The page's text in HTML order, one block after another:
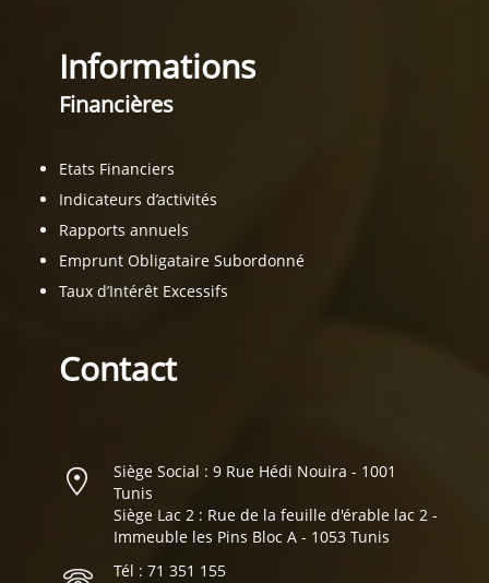
Informations
Financières
Etats Financiers
Indicateurs d’activités
Rapports annuels
Emprunt Obligataire Subordonné
Taux d’Intérêt Excessifs
Contact
Siège Social : 9 Rue Hédi Nouira - 1001
Tunis
Siège Lac 2 : Rue de la feuille d'érable lac 2 -
Immeuble les Pins Bloc A - 1053 Tunis
Tél : 71 351 155